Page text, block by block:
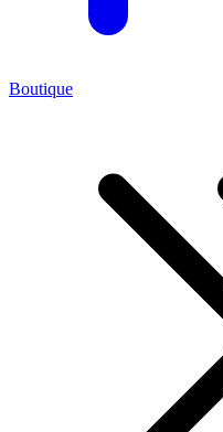
Boutique